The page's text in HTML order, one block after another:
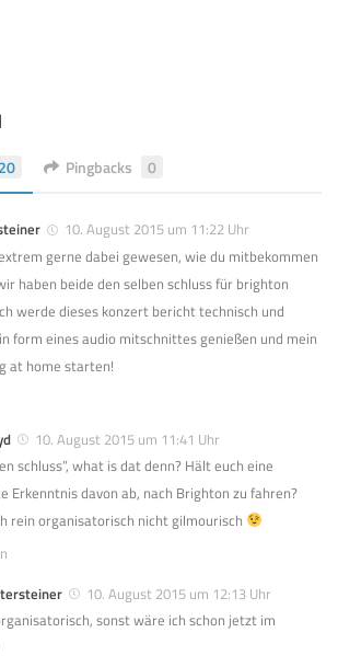
20 Pingbacks 0
10. August 2015 um 11:22 Uhr
gerne dabei gewesen, wie du mitbekommen
haben beide den selben schluss für brighton
werde dieses konzert bericht technisch und
form eines audio mitschnittes genießen und mein
at home starten!
10. August 2015 um 11:41 Uhr
schluss”, what is dat denn? Hält euch eine
Erkenntnis davon ab, nach Brighton zu fahren?
rein organisatorisch nicht gilmourisch
10. August 2015 um 12:13 Uhr
sonst wäre ich schon jetzt im